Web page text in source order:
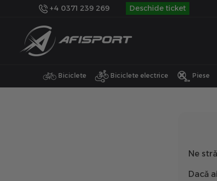
+4 0371 239 269 Deschide ticket
Biciclete Biciclete electrice Piese
Ne
Dacă